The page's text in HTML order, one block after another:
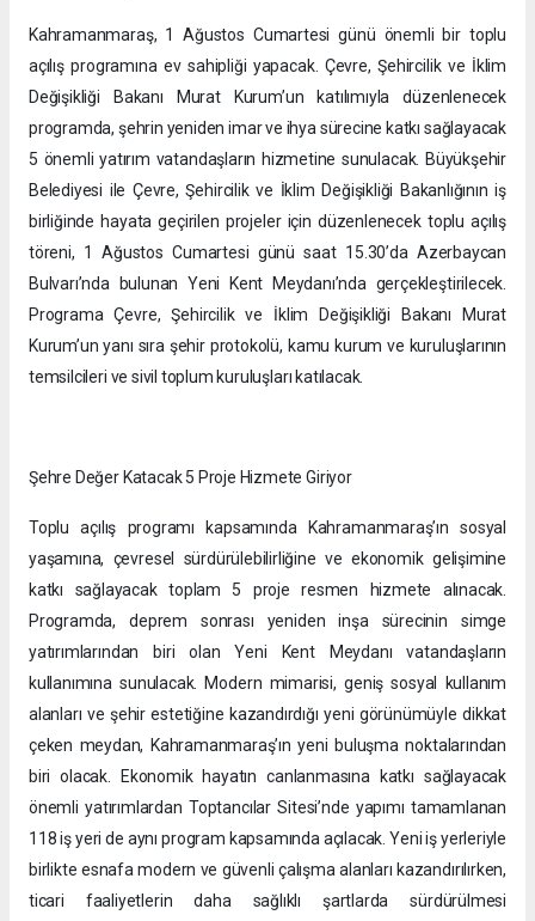
Kahramanmaraş, 1 Ağustos Cumartesi günü önemli bir toplu
açılış programına ev sahipliği yapacak. Çevre, Şehircilik ve İklim
Değişikliği Bakanı Murat Kurum’un katılımıyla düzenlenecek
programda, şehrin yeniden imar ve ihya sürecine katkı sağlayacak
5 önemli yatırım vatandaşların hizmetine sunulacak. Büyükşehir
Belediyesi ile Çevre, Şehircilik ve İklim Değişikliği Bakanlığının iş
birliğinde hayata geçirilen projeler için düzenlenecek toplu açılış
töreni, 1 Ağustos Cumartesi günü saat 15.30’da Azerbaycan
Bulvarı’nda bulunan Yeni Kent Meydanı’nda gerçekleştirilecek.
Programa Çevre, Şehircilik ve İklim Değişikliği Bakanı Murat
Kurum’un yanı sıra şehir protokolü, kamu kurum ve kuruluşlarının
temsilcileri ve sivil toplum kuruluşları katılacak.
Şehre Değer Katacak 5 Proje Hizmete Giriyor
Toplu açılış programı kapsamında Kahramanmaraş’ın sosyal
yaşamına, çevresel sürdürülebilirliğine ve ekonomik gelişimine
katkı sağlayacak toplam 5 proje resmen hizmete alınacak.
Programda, deprem sonrası yeniden inşa sürecinin simge
yatırımlarından biri olan Yeni Kent Meydanı vatandaşların
kullanımına sunulacak. Modern mimarisi, geniş sosyal kullanım
alanları ve şehir estetiğine kazandırdığı yeni görünümüyle dikkat
çeken meydan, Kahramanmaraş’ın yeni buluşma noktalarından
biri olacak. Ekonomik hayatın canlanmasına katkı sağlayacak
önemli yatırımlardan Toptancılar Sitesi’nde yapımı tamamlanan
118 iş yeri de aynı program kapsamında açılacak. Yeni iş yerleriyle
birlikte esnafa modern ve güvenli çalışma alanları kazandırılırken,
ticari faaliyetlerin daha sağlıklı şartlarda sürdürülmesi